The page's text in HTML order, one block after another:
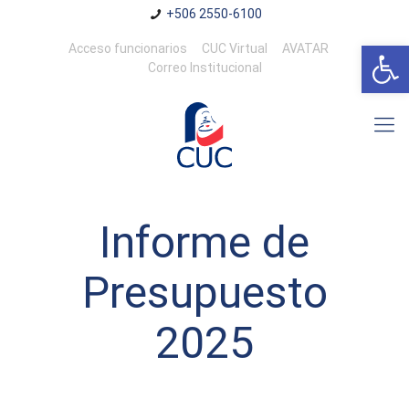
Abrir
+506 2550-6100
Acceso funcionarios CUC Virtual
AVATAR
Correo Institucional
Informe de
Presupuesto
2025